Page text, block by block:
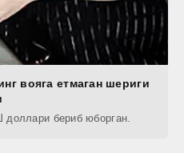
вояга етмаган шериги
бериб юборган.